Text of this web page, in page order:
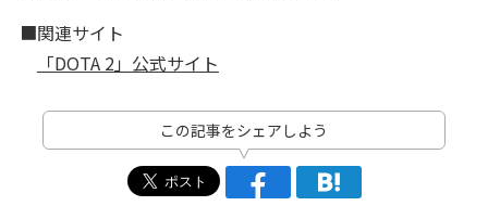
■関連サイト
「DOTA 2」公式サイト
この記事をシェアしよう